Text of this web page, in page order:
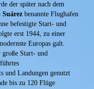
der später nach dem
benannte Flughafen
befestigte Start- und
erst 1944, zu einer
Europas galt.
Start- und
und Landungen genutzt
bis zu 120 Flüge